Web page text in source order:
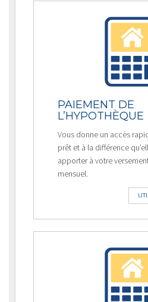
PAIEMENT DE
L’HYPOTHÈQUE
Vous donne un accès
prêt et à la différence
apporter à votre
mensuel.